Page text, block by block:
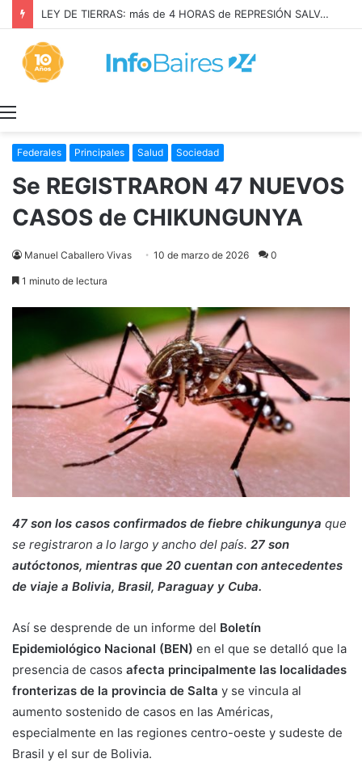
LEY DE TIERRAS: más de 4 HORAS de REPRESIÓN SALVAJE en el CONGRESO
Federales Principales Salud Sociedad
Se REGISTRARON 47 NUEVOS
CASOS de CHIKUNGUNYA
Manuel Caballero Vivas 10 de marzo de 2026 0
1 minuto de lectura
47 son los casos confirmados de fiebre chikungunya que
se registraron a lo largo y ancho del país. 27 son
autóctonos, mientras que 20 cuentan con antecedentes
de viaje a Bolivia, Brasil, Paraguay y Cuba.
Así se desprende de un informe del Boletín
Epidemiológico Nacional (BEN) en el que se detalló que la
presencia de casos afecta principalmente las localidades
fronterizas de la provincia de Salta y se vincula al
aumento sostenido de casos en las Américas,
especialmente en las regiones centro-oeste y sudeste de
Brasil y el sur de Bolivia.